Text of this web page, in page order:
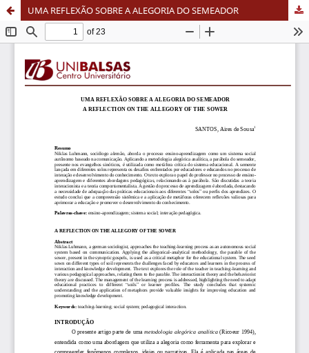
UMA REFLEXÃO SOBRE A ALEGORIA DO SEMEADOR